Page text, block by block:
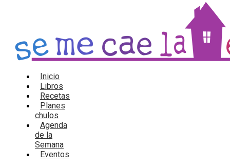
Inicio
Libros
Recetas
Planes
chulos
Agenda
de la
Semana
Eventos